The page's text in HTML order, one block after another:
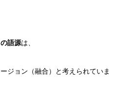
語源は、
ジョン（融合）と考えられていま